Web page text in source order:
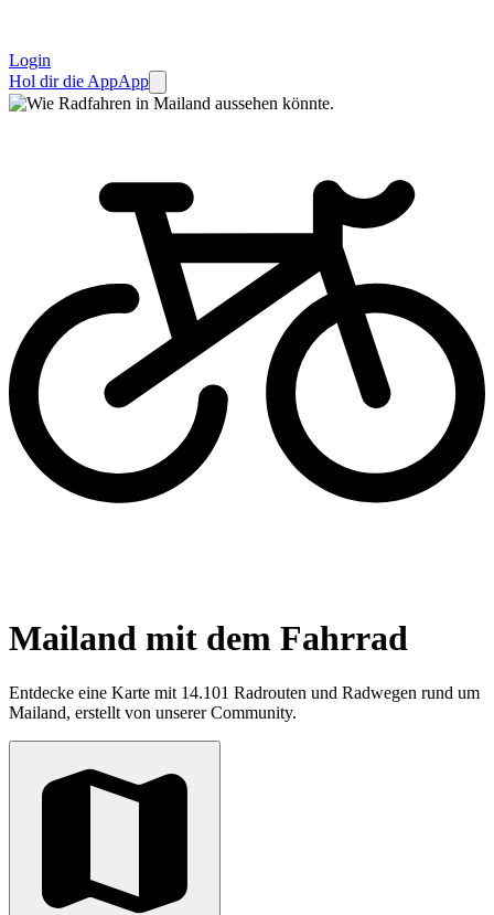
Login
Hol dir die AppApp
Mailand mit dem Fahrrad
Entdecke eine Karte mit 14.101 Radrouten und Radwegen rund um
Mailand, erstellt von unserer Community.